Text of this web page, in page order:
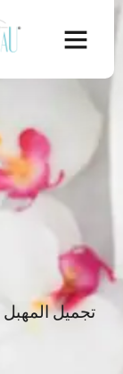
تجميل المهبل